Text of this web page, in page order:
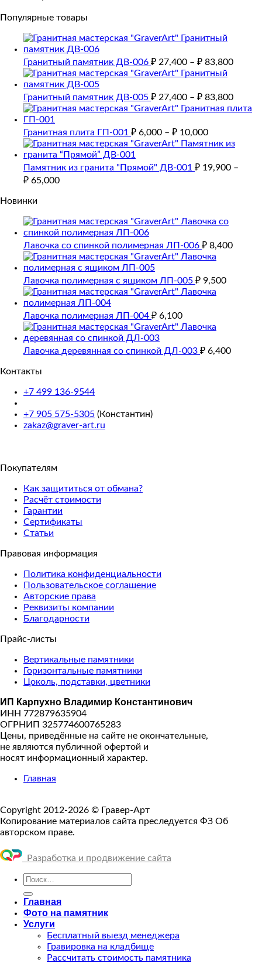
Популярные товары
Гранитный памятник ДВ-006 ₽ 27,400 – ₽ 83,800
Гранитный памятник ДВ-005 ₽ 27,400 – ₽ 83,800
Гранитная плита ГП-001 ₽ 6,000 – ₽ 10,000
Памятник из гранита "Прямой" ДВ-001 ₽ 19,900 –
₽ 65,000
Новинки
Лавочка со спинкой полимерная ЛП-006 ₽ 8,400
Лавочка полимерная с ящиком ЛП-005 ₽ 9,500
Лавочка полимерная ЛП-004 ₽ 6,100
Лавочка деревянная со спинкой ДЛ-003 ₽ 6,400
Контакты
+7 499 136-9544
+7 905 575-5305 (Константин)
zakaz@graver-art.ru
Покупателям
Как защититься от обмана?
Расчёт стоимости
Гарантии
Сертификаты
Статьи
Правовая информация
Политика конфиденциальности
Пользовательское соглашение
Авторские права
Реквизиты компании
Благодарности
Прайс-листы
Вертикальные памятники
Горизонтальные памятники
Цоколь, подставки, цветники
ИП Карпухно Владимир Константинович
ИНН 772879635904
ОГРНИП 325774600765283
Цены, приведённые на сайте не окончательные,
не являются публичной офертой и
носят информационный характер.
Главная
Copyright 2012-2026 © Гравер-Арт
Копирование материалов сайта преследуется ФЗ Об
авторском праве.
Разработка и продвижение сайта
Искать:
Главная
Фото на памятник
Услуги
Бесплатный выезд менеджера
Гравировка на кладбище
Рассчитать стоимость памятника